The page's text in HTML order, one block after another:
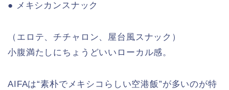
● メキシカンスナック
（エロテ、チチャロン、屋台風スナック）
小腹満たしにちょうどいいローカル感。
AIFAは“素朴でメキシコらしい空港飯”が多いのが特